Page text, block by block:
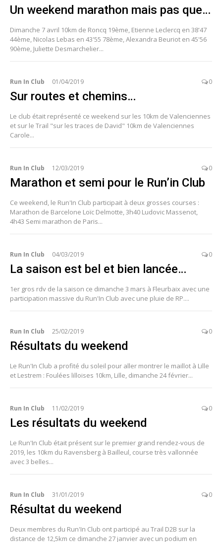
Un weekend marathon mais pas que…
Dimanche 7 avril 10km de Roncq 19ème, Etienne Leclercq en 38'47
44ème, Nicolas Lebas en 43'55 78ème, Alexandra Beuriot en 45'56
90ème, Juliette Desmarchelier...
Run In Club 01/04/2019 0
Sur routes et chemins…
Le club était représenté ce weekend sur les 10km de Valenciennes
et sur le Trail "sur les traces de David" 10km de Valenciennes
Carole...
Run In Club 12/03/2019 0
Marathon et semi pour le Run’in Club
Ce weekend, le Run'In Club participait à deux grosses courses :
Marathon de Barcelone Loïc Delmotte, 3h40 Ludovic Massenot,
4h43 Semi marathon de Paris...
Run In Club 04/03/2019 0
La saison est bel et bien lancée…
1er gros rdv de la saison ce dimanche 3 mars à Fleurbaix avec une
participation massive du Run'In Club avec une pluie de RP....
Run In Club 25/02/2019 0
Résultats du weekend
Le Run'In Club a profité du soleil pour aller montrer le maillot à Lille
et Lestrem : Foulées lilloises 10km, Lille, dimanche 24 février...
Run In Club 11/02/2019 0
Les résultats du weekend
Le Run'In Club était présent sur le premier grand rendez-vous de
2019, les 10km du Ravensberg à Bailleul, course très vallonnée
avec 3 belles...
Run In Club 31/01/2019 0
Résultat du weekend
Deux membres du Run'In Club ont participé au Trail D2B sur la
distance de 12,5km ce dimanche 27 janvier avec un podium en